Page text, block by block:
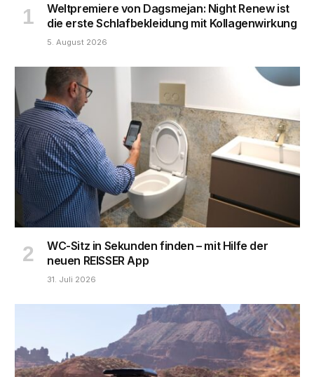
Weltpremiere von Dagsmejan: Night Renew ist
die erste Schlafbekleidung mit Kollagenwirkung
5. August 2026
WC-Sitz in Sekunden finden – mit Hilfe der
neuen REISSER App
31. Juli 2026